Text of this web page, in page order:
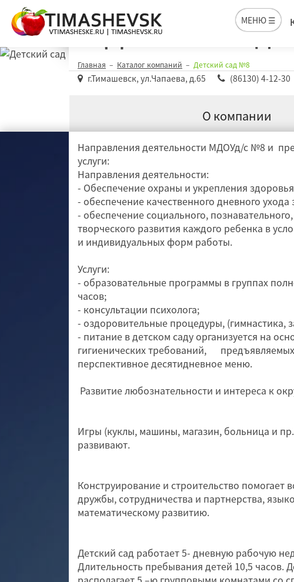
МЕНЮ ☰
Детский сад
Главная Каталог компаний Детский сад №8
г.Тимашевск, ул.Чапаева, д.65 (86130) 4-12-30
О компании
Направления деятельности МДОУд/с №8 и
услуги:
Направления деятельности:
- Обеспечение охраны и укрепления
- обеспечение качественного дневного ухода
- обеспечение социального,
творческого развития каждого ребенка в
и индивидуальных форм работы.
Услуги:
- образовательные программы в группах
часов;
- консультации психолога;
- оздоровительные процедуры, (гимнастика,
- питание в детском саду организуется на
гигиенических требований,
перспективное десятидневное меню.
Развитие любознательности и интереса к
Игры (куклы, машины, магазин, больница и
развивают.
Конструирование и строительство помогает
дружбы, сотрудничества и партнерства,
математическому развитию.
Детский сад работает 5- дневную рабочую
Длительность пребывания детей 10,5 часов.